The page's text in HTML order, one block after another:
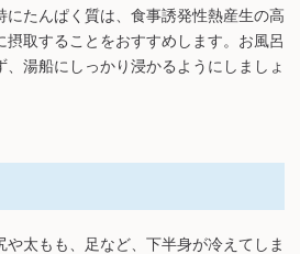
にたんぱく質は、食事誘発性熱産生の高
摂取することをおすすめします。お風呂
、湯船にしっかり浸かるようにしましょ
や太もも、足など、下半身が冷えてしま